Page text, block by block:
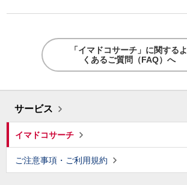
「イマドコサーチ」に関するよ
くあるご質問（FAQ）へ
サービス
イマドコサーチ
ご注意事項・ご利用規約